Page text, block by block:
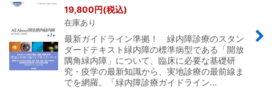
19,800円(税込)
在庫あり
最新ガイドライン準拠！ 緑内障診療のスタン
ダードテキスト緑内障の標準病型である「開放
隅角緑内障」について、臨床に必要な基礎研
究・疫学の最新知識から、実地診療の最前線ま
でを網羅。「緑内障診療ガイドライン…